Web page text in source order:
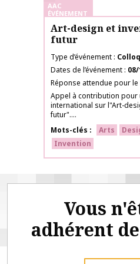
AAC
ÉVÉNEMENT
Art-design et
futur
Type d’événement
Dates de l’événement
Réponse attendue pour le
Appel à contribution pour
international sur l"Art-
futur"....
Mots-clés
Arts
Invention
Vous
adhérent